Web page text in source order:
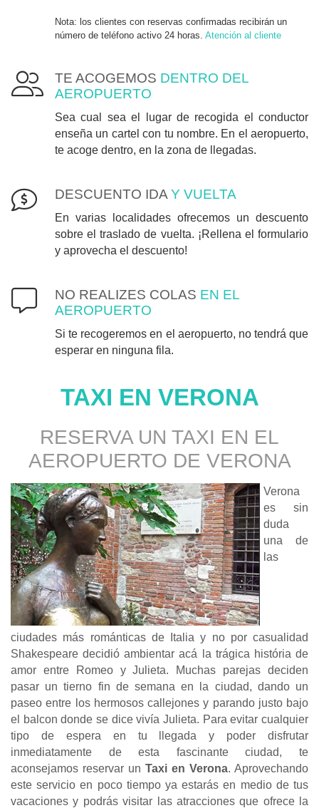
Nota: los clientes con reservas confirmadas recibirán un
número de teléfono activo 24 horas. Atención al cliente
TE ACOGEMOS DENTRO DEL
AEROPUERTO
Sea cual sea el lugar de recogida el conductor
enseña un cartel con tu nombre. En el aeropuerto,
te acoge dentro, en la zona de llegadas.
DESCUENTO IDA Y VUELTA
En varias localidades ofrecemos un descuento
sobre el traslado de vuelta. ¡Rellena el formulario
y aprovecha el descuento!
NO REALIZES COLAS EN EL
AEROPUERTO
Si te recogeremos en el aeropuerto, no tendrá que
esperar en ninguna fila.
TAXI EN VERONA
RESERVA UN TAXI EN EL
AEROPUERTO DE VERONA
Verona
es sin
duda
una de
las
ciudades más románticas de Italia y no por casualidad
Shakespeare decidió ambientar acá la trágica história de
amor entre Romeo y Julieta. Muchas parejas deciden
pasar un tierno fin de semana en la ciudad, dando un
paseo entre los hermosos callejones y parando justo bajo
el balcon donde se dice vivía Julieta. Para evitar cualquier
tipo de espera en tu llegada y poder disfrutar
inmediatamente de esta fascinante ciudad, te
aconsejamos reservar un Taxi en Verona. Aprovechando
este servicio en poco tiempo ya estarás en medio de tus
vacaciones y podrás visitar las atracciones que ofrece la